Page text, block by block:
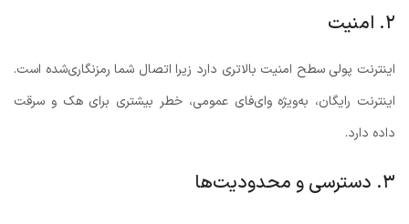
۲. امنیت
اینترنت پولی سطح امنیت بالاتری دارد زیرا اتصال شما رمزنگاری‌شده است.
اینترنت رایگان، به‌ویژه وای‌فای عمومی، خطر بیشتری برای هک و سرقت
داده دارد.
۳. دسترسی و محدودیت‌ها